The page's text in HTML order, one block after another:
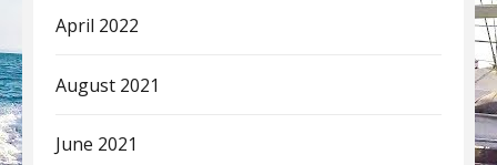
April 2022
August 2021
June 2021